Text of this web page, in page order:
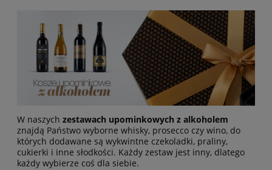
W naszych zestawach upominkowych z alkoholem
znajdą Państwo wyborne whisky, prosecco czy wino, do
których dodawane są wykwintne czekoladki, praliny,
cukierki i inne słodkości. Każdy zestaw jest inny, dlatego
każdy wybierze coś dla siebie.